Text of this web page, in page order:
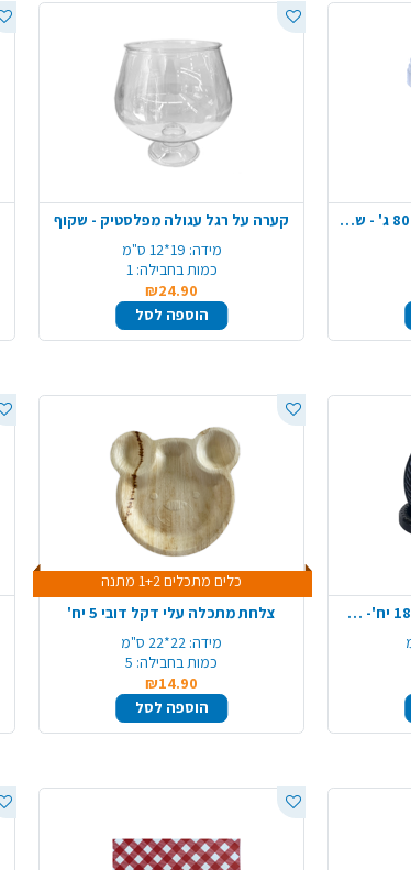
סוכריות לקישוט עוגה פנינה 80 ג' - שחור
קערה על רגל עגולה מפלסטיק - שקוף
מידה: 19*12 ס"מ
כמות בחבילה: 1
₪24.90
הוספה לסל
מרקייה פלסטיק color ארוז 18 יח'- שחור
כלים מתכלים 1+2 מתנה
צלחת מתכלה עלי דקל דובי 5 יח'
מידה: 22*22 ס"מ
כמות בחבילה: 5
₪14.90
הוספה לסל